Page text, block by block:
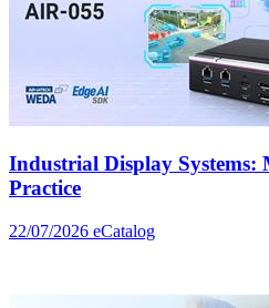
Industrial Display Systems:
Practice
22/07/2026 eCatalog